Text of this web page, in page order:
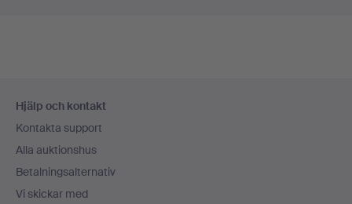
Hjälp och kontakt
Kontakta support
Alla auktionshus
Betalningsalternativ
Vi skickar med